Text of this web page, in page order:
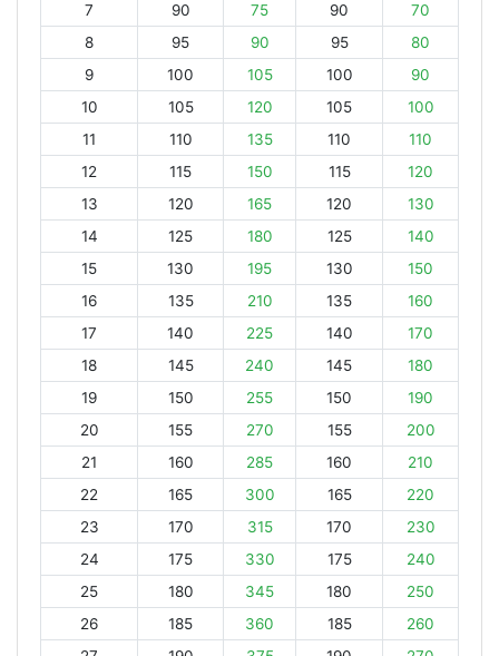
7
90 75 90
70
8
95 90 95
80
9
100 105 100
90
10
105 120 105
100
11
110 135 110
110
12
115 150 115
120
13
120 165 120
130
14
125 180 125
140
15
130 195 130
150
16
135 210 135
160
17
140 225 140
170
18
145 240 145
180
19
150 255 150
190
20
155 270 155
200
21
160 285 160
210
22
165 300 165
220
23
170 315 170
230
24
175 330 175
240
25
180 345 180
250
26
185 360 185
260